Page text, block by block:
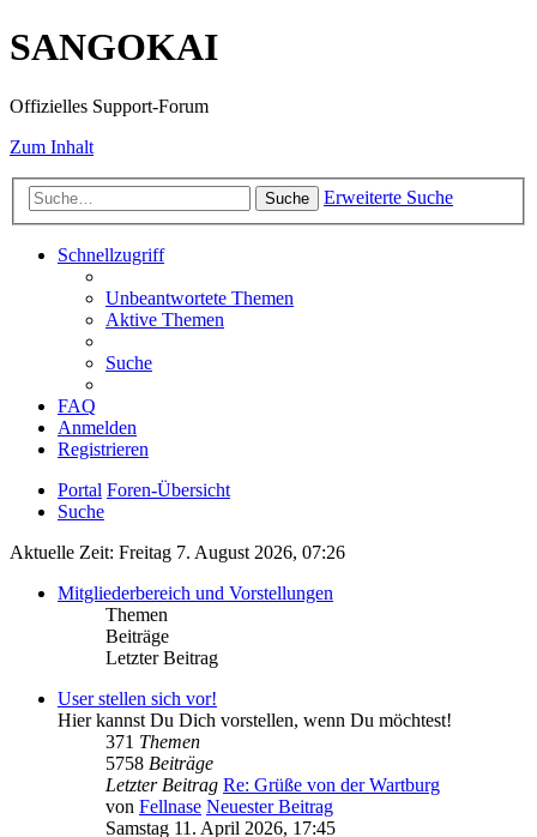
SANGOKAI
Offizielles Support-Forum
Zum Inhalt
Suche Erweiterte Suche
Schnellzugriff
Unbeantwortete Themen
Aktive Themen
Suche
FAQ
Anmelden
Registrieren
Portal Foren-Übersicht
Suche
Aktuelle Zeit: Freitag 7. August 2026, 07:26
Mitgliederbereich und Vorstellungen
Themen
Beiträge
Letzter Beitrag
User stellen sich vor!
Hier kannst Du Dich vorstellen, wenn Du möchtest!
371 Themen
5758 Beiträge
Letzter Beitrag Re: Grüße von der Wartburg
von Fellnase Neuester Beitrag
Samstag 11. April 2026, 17:45